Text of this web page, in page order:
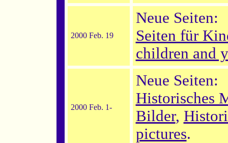
2000 Feb. 19
Neue Seiten:
Seiten für
children and
2000 Feb. 1-
Neue Seiten:
Historisches
Bilder,
pictures.